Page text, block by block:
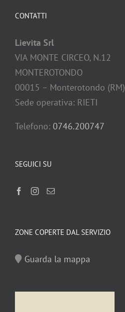
CONTATTI
Lievita Srl
VIA MONTE CIRCEO, N.12
MONTEROTONDO
00015 – Monterotondo (RM)
Sede operativa: RIETI
Telefono: 0746.200747
SEGUICI SU
ZONE COPERTE DAL SERVIZIO
Guarda la mappa